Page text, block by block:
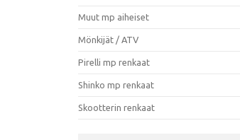
Muut mp aiheiset
Mönkijät / ATV
Pirelli mp renkaat
Shinko mp renkaat
Skootterin renkaat